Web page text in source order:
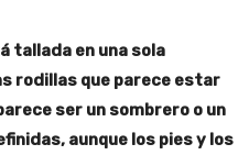
tallada en una sola
rodillas que parece estar
ser un sombrero o un
aunque los pies y los